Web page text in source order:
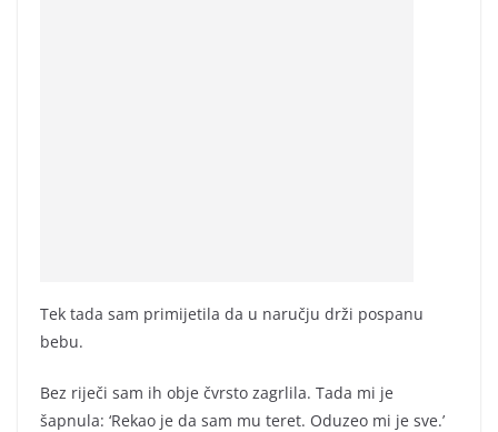
Tek tada sam primijetila da u naručju drži pospanu
bebu.
Bez riječi sam ih obje čvrsto zagrlila. Tada mi je
šapnula: ‘Rekao je da sam mu teret. Oduzeo mi je sve.’